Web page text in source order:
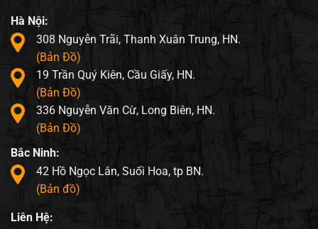
Hà Nội:
308 Nguyễn Trãi, Thanh Xuân Trung, HN.
(Bản Đồ)
19 Trần Quý Kiên, Cầu Giấy, HN.
(Bản Đồ)
336 Nguyễn Văn Cừ, Long Biên, HN.
(Bản Đồ)
Bắc Ninh:
42 Hồ Ngọc Lân, Suối Hoa, tp BN.
(Bản đồ)
Liên Hệ: